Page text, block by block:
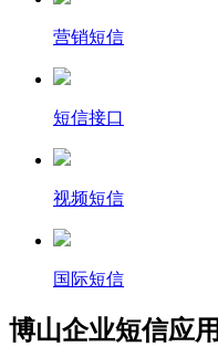
营销短信
短信接口
视频短信
国际短信
博山企业短信应用